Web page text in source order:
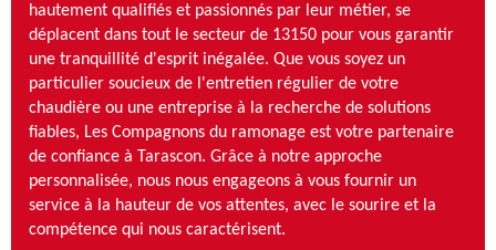
hautement qualifiés et passionnés par leur métier, se
déplacent dans tout le secteur de 13150 pour vous garantir
une tranquillité d'esprit inégalée. Que vous soyez un
particulier soucieux de l'entretien régulier de votre
chaudière ou une entreprise à la recherche de solutions
fiables, Les Compagnons du ramonage est votre partenaire
de confiance à Tarascon. Grâce à notre approche
personnalisée, nous nous engageons à vous fournir un
service à la hauteur de vos attentes, avec le sourire et la
compétence qui nous caractérisent.